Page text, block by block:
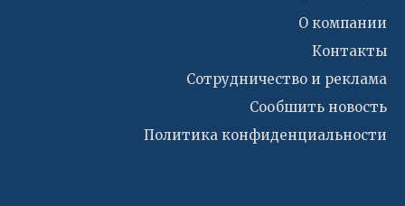
О компании
Контакты
Сотрудничество и реклама
Сообшить новость
Политика конфиденциальности